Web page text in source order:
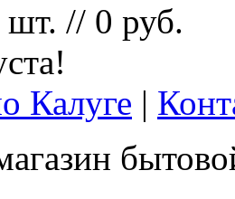
шт. // 0 руб.
Калуге |